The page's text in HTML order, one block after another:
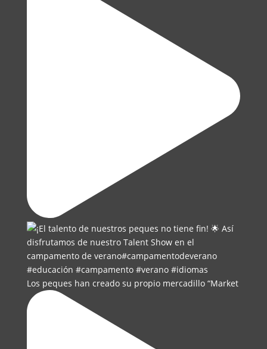
Los peques han creado su propio mercadillo “Market